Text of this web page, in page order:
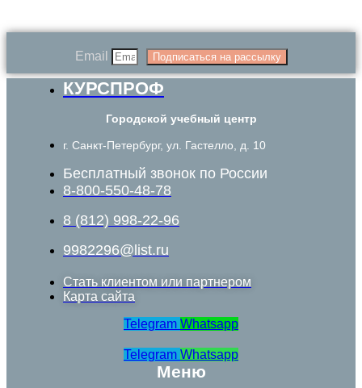
Email Подписаться на рассылку
КУРСПРОФ
Городской учебный центр
г. Санкт-Петербург, ул. Гастелло, д. 10
Бесплатный звонок по России
8-800-550-48-78
8 (812) 998-22-96
9982296@list.ru
Стать клиентом или партнером
Карта сайта
Telegram Whatsapp
Telegram Whatsapp
Меню